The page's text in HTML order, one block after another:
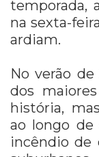
temporada,
na sexta-
ardiam.
No verão
dos
história,
ao longo de
incêndio de